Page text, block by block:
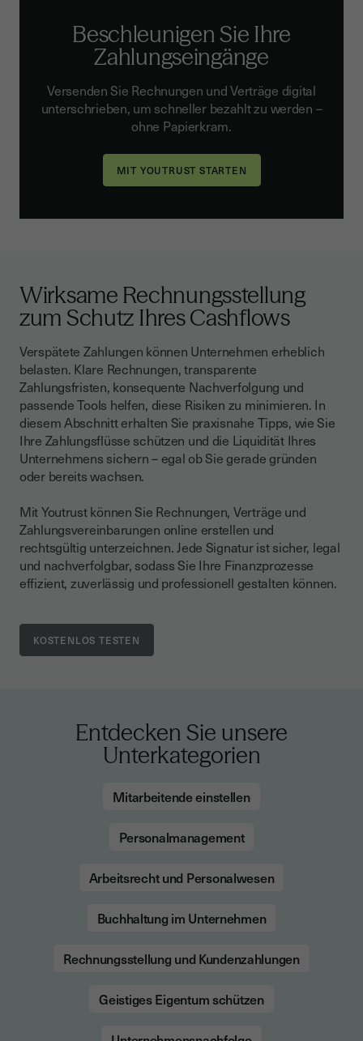
Beschleunigen Sie Ihre
Zahlungseingänge
Versenden Sie Rechnungen und Verträge digital
unterschrieben, um schneller bezahlt zu werden –
ohne Papierkram.
Wirksame Rechnungsstellung
zum Schutz Ihres Cashflows
Verspätete Zahlungen können Unternehmen erheblich
belasten. Klare Rechnungen, transparente
Zahlungsfristen, konsequente Nachverfolgung und
passende Tools helfen, diese Risiken zu minimieren. In
diesem Abschnitt erhalten Sie praxisnahe Tipps, wie Sie
Ihre Zahlungsflüsse schützen und die Liquidität Ihres
Unternehmens sichern – egal ob Sie gerade gründen
oder bereits wachsen.
Mit Youtrust können Sie Rechnungen, Verträge und
Zahlungsvereinbarungen online erstellen und
rechtsgültig unterzeichnen. Jede Signatur ist sicher, legal
und nachverfolgbar, sodass Sie Ihre Finanzprozesse
effizient, zuverlässig und professionell gestalten können.
Entdecken Sie unsere
Unterkategorien
Mitarbeitende einstellen
Personalmanagement
Arbeitsrecht und Personalwesen
Buchhaltung im Unternehmen
Rechnungsstellung und Kundenzahlungen
Geistiges Eigentum schützen